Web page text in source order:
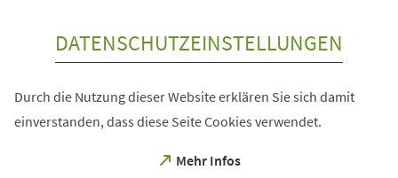
DATENSCHUTZEINSTELLUNGEN
Durch die Nutzung dieser Website erklären Sie sich damit
einverstanden, dass diese Seite Cookies verwendet.
Mehr Infos
(Öffnet